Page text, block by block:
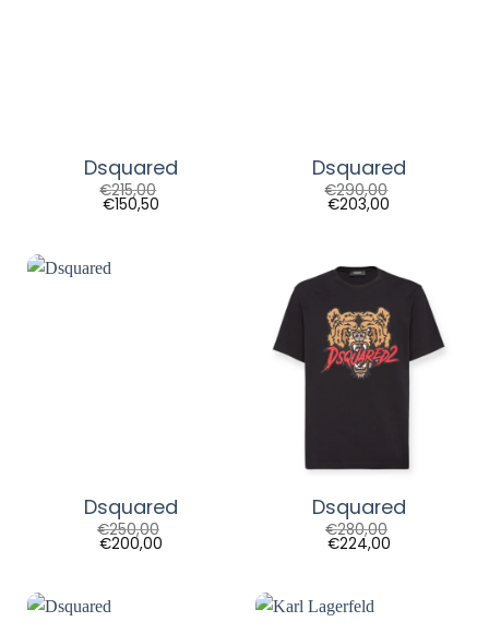
Dsquared
€215,00
€150,50
Dsquared
€290,00
€203,00
Dsquared
€250,00
€200,00
Dsquared
€280,00
€224,00